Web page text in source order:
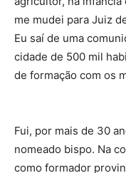
me mudei para Juiz
Eu saí de uma
cidade de 500 mil
de formação com os
Fui, por mais de 30
nomeado bispo. Na
como formador